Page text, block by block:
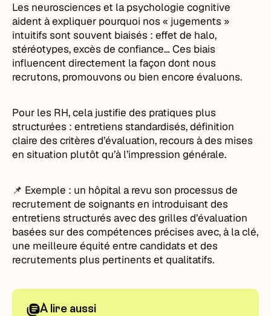
Les neurosciences et la psychologie cognitive
aident à expliquer pourquoi nos « jugements »
intuitifs sont souvent biaisés : effet de halo,
stéréotypes, excès de confiance… Ces biais
influencent directement la façon dont nous
recrutons, promouvons ou bien encore évaluons.
Pour les RH, cela justifie des pratiques plus
structurées : entretiens standardisés, définition
claire des critères d’évaluation, recours à des mises
en situation plutôt qu’à l’impression générale.
📌 Exemple : un hôpital a revu son processus de
recrutement de soignants en introduisant des
entretiens structurés avec des grilles d’évaluation
basées sur des compétences précises avec, à la clé,
une meilleure équité entre candidats et des
recrutements plus pertinents et qualitatifs.
À lire aussi